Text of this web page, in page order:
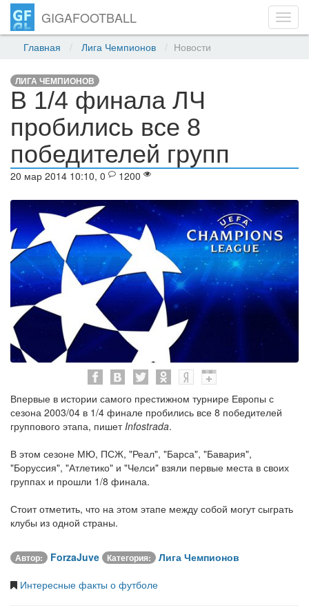
GIGAFOOTBALL
Главная Лига Чемпионов Новости
ЛИГА ЧЕМПИОНОВ
В 1/4 финала ЛЧ
пробились все 8
победителей групп
20 мар 2014 10:10, 0 1200
Впервые в истории самого престижном турнире Европы с
сезона 2003/04 в 1/4 финале пробились все 8 победителей
группового этапа, пишет Infostrada.
В этом сезоне МЮ, ПСЖ, "Реал", "Барса", "Бавария",
"Боруссия", "Атлетико" и "Челси" взяли первые места в своих
группах и прошли 1/8 финала.
Стоит отметить, что на этом этапе между собой могут сыграть
клубы из одной страны.
Автор: ForzaJuve Категория:
Лига Чемпионов
Интересные факты о футболе